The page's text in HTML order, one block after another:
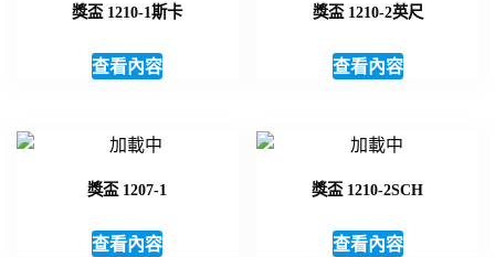
獎盃 1210-1斯卡
查看內容
獎盃 1210-2英尺
查看內容
獎盃 1207-1
查看內容
獎盃 1210-2SCH
查看內容